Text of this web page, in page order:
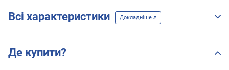
Всі характеристики Докладніше
Де купити?